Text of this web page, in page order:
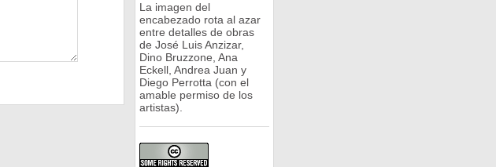
La imagen del
encabezado rota al azar
entre detalles de obras
de José Luis Anzizar,
Dino Bruzzone, Ana
Eckell, Andrea Juan y
Diego Perrotta (con el
amable permiso de los
artistas).